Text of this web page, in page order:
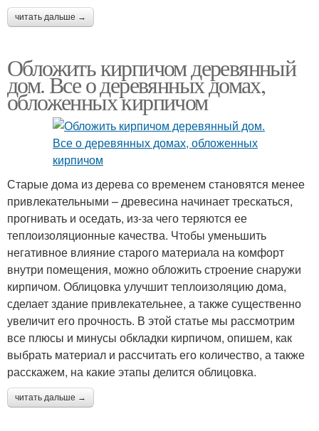
читать дальше →
Обложить кирпичом деревянный
дом. Все о деревянных домах,
обложенных кирпичом
Старые дома из дерева со временем становятся менее
привлекательными – древесина начинает трескаться,
прогнивать и оседать, из-за чего теряются ее
теплоизоляционные качества. Чтобы уменьшить
негативное влияние старого материала на комфорт
внутри помещения, можно обложить строение снаружи
кирпичом. Облицовка улучшит теплоизоляцию дома,
сделает здание привлекательнее, а также существенно
увеличит его прочность. В этой статье мы рассмотрим
все плюсы и минусы обкладки кирпичом, опишем, как
выбрать материал и рассчитать его количество, а также
расскажем, на какие этапы делится облицовка.
читать дальше →